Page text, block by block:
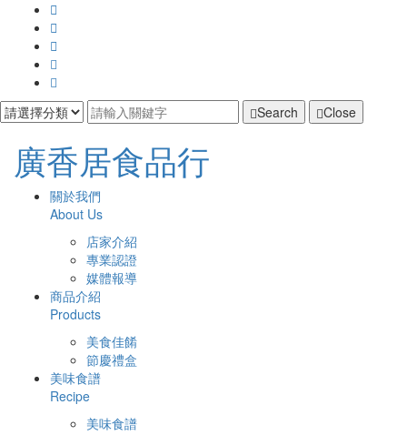
Search Close
廣香居食品行
主
Navigation
關於我們
About Us
店家介紹
專業認證
媒體報導
商品介紹
Products
美食佳餚
節慶禮盒
美味食譜
Recipe
美味食譜